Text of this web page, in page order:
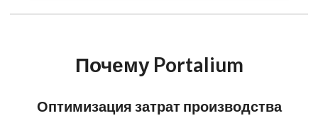
Почему Portalium
Оптимизация затрат производства